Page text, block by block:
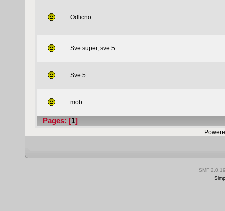
Odlicno
Sve super, sve 5...
Sve 5
mob
Pages: [1]
SMF